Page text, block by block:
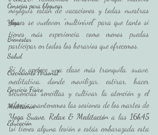
Consejos para bloguear
Yoga
Bienestar
Salud
Crecimiento Personal
Ejercicio Físico
Meditación
Educación
miyoguis están de vacaciones y todas nuestras
clases se vueleven "multinivel" para que tanto si
tienes más experiencia como menos puedas
participar en todos los horarios que ofrecemos.
Si te apetece una clase más tranquila, suave,
meditativa, donde movilizar, estirar, hacer
secuencias sencillas y cultivar la atención y el
silencio, mantenemos las sesiones de los martes de
Yoga Suave, Relax & Meditación a las 16h45
(si tienes alguna lesión o estás embarazada esta